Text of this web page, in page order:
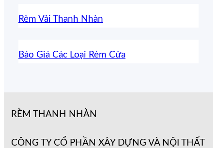
Rèm Vải Thanh Nhàn
Báo Giá Các Loại Rèm Cửa
RÈM THANH NHÀN
CÔNG TY CỔ PHẦN XÂY DỰNG VÀ NỘI THẤT